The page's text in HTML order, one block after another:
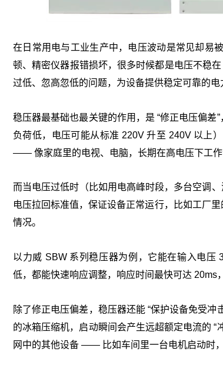
在日常用电与工业生产中，电压波动是常见却易
顿、精密仪器报错损坏，很多时候都是电压不稳在
过低、忽高忽低的问题，为设备提供稳定可靠的
稳压器最基础也最关键的作用，是 “修正电压偏
负荷低，电压可能从标准 220V 升至 240V 以上
—— 像家庭里的电视、电脑，长期在高电压下工作
而当电压过低时（比如用电高峰时段，多台空调
电压拉回标准值，保证设备正常运行，比如工厂
情况。
以力威 SBW 系列稳压器为例，它能在输入电压
低，都能快速响应调整，响应时间最快可达 20ms
除了修正电压偏差，稳压器还能 “保护设备免受
的冰箱压缩机，启动瞬间会产生远超额定电流的
网中的其他设备 —— 比如车间里一台电机启动时